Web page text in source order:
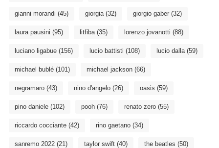
gianni morandi (45) giorgia(32) giorgio gaber(32)
laura pausini (95) litfiba(35) lorenzo jovanotti (88)
luciano ligabue(156) lucio battisti (108) lucio dalla(59)
michael bublé(101) michael jackson(66)
negramaro(43) nino d'angelo(26) oasis (59)
pino daniele(102) pooh(76) renato zero(55)
riccardo cocciante(42) rino gaetano(34)
sanremo 2022(21) taylor swift(40) the beatles (50)